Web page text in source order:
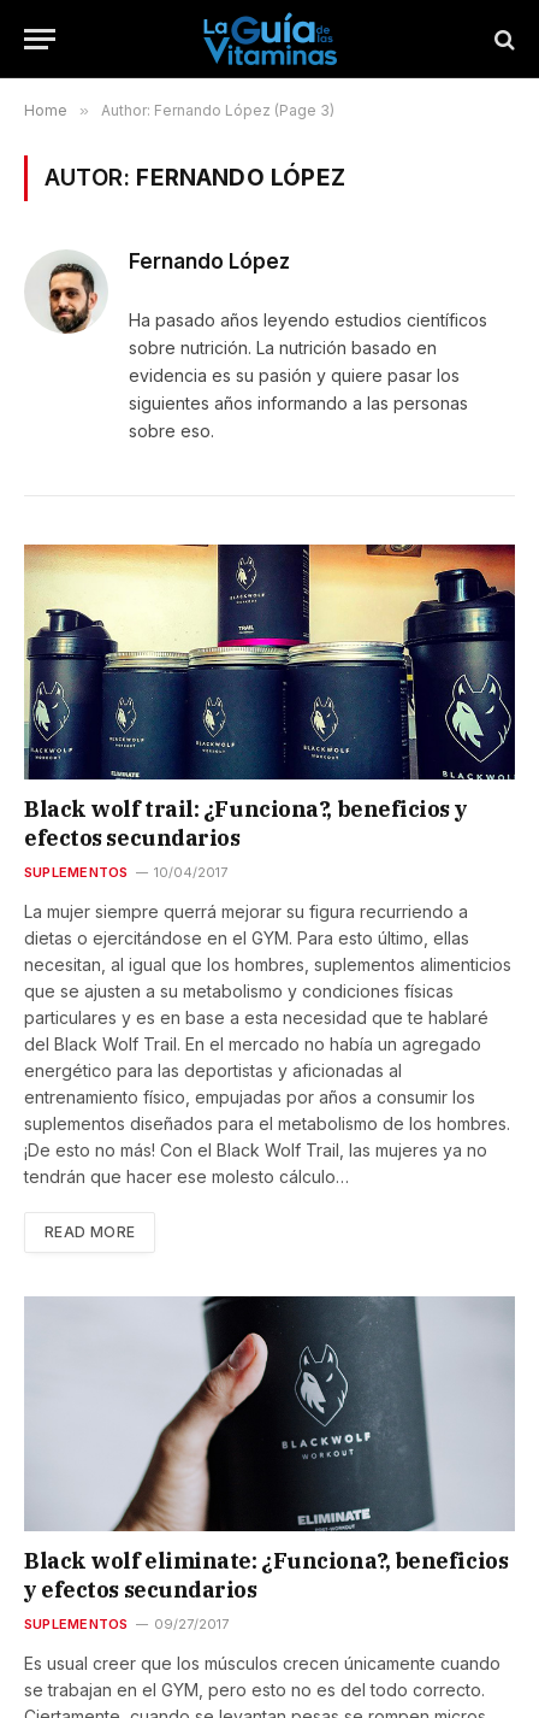
Home » Author: Fernando López (Page 3)
AUTOR: FERNANDO LÓPEZ
Fernando López
Ha pasado años leyendo estudios científicos
sobre nutrición. La nutrición basado en
evidencia es su pasión y quiere pasar los
siguientes años informando a las personas
sobre eso.
Black wolf trail: ¿Funciona?, beneficios y
efectos secundarios
SUPLEMENTOS 10/04/2017
La mujer siempre querrá mejorar su figura recurriendo a
dietas o ejercitándose en el GYM. Para esto último, ellas
necesitan, al igual que los hombres, suplementos alimenticios
que se ajusten a su metabolismo y condiciones físicas
particulares y es en base a esta necesidad que te hablaré
del Black Wolf Trail. En el mercado no había un agregado
energético para las deportistas y aficionadas al
entrenamiento físico, empujadas por años a consumir los
suplementos diseñados para el metabolismo de los hombres.
¡De esto no más! Con el Black Wolf Trail, las mujeres ya no
tendrán que hacer ese molesto cálculo…
READ MORE
Black wolf eliminate: ¿Funciona?, beneficios
y efectos secundarios
SUPLEMENTOS 09/27/2017
Es usual creer que los músculos crecen únicamente cuando
se trabajan en el GYM, pero esto no es del todo correcto.